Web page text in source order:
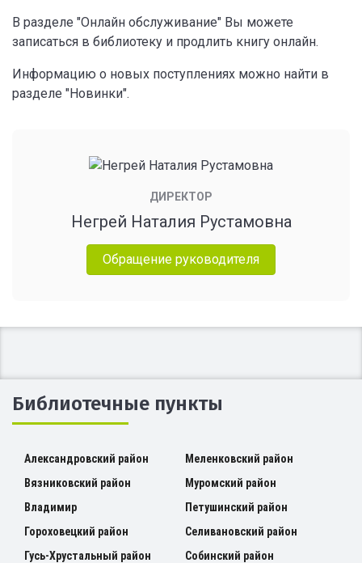
В разделе "Онлайн обслуживание" Вы можете
записаться в библиотеку и продлить книгу онлайн.
Информацию о новых поступлениях можно найти в
разделе "Новинки".
ДИРЕКТОР
Негрей Наталия Рустамовна
Обращение руководителя
Библиотечные пункты
Александровский район
Вязниковский район
Владимир
Гороховецкий район
Гусь-Хрустальный район
Меленковский район
Муромский район
Петушинский район
Селивановский район
Собинский район